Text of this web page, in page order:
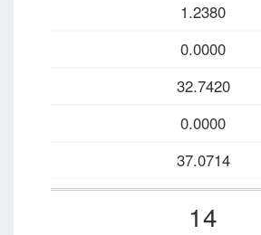
1.2380
0.0000
32.7420
0.0000
37.0714
14